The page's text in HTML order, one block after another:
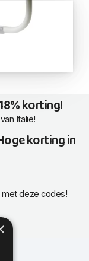
korting!
Italië!
korting in
met deze codes!